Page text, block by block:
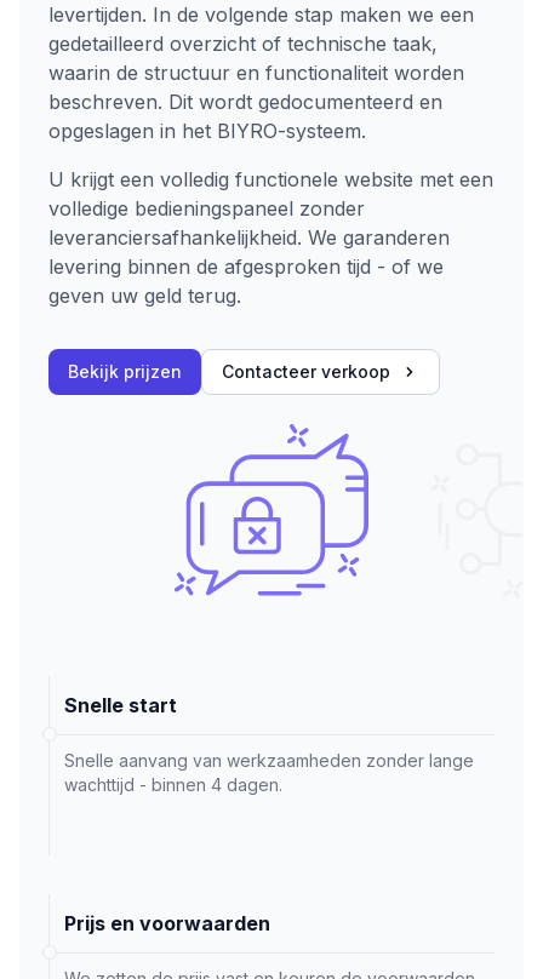
levertijden. In de volgende stap maken we een
gedetailleerd overzicht of technische taak,
waarin de structuur en functionaliteit worden
beschreven. Dit wordt gedocumenteerd en
opgeslagen in het BIYRO-systeem.
U krijgt een volledig functionele website met een
volledige bedieningspaneel zonder
leveranciersafhankelijkheid. We garanderen
levering binnen de afgesproken tijd - of we
geven uw geld terug.
Bekijk prijzen Contacteer verkoop
Snelle start
Snelle aanvang van werkzaamheden zonder lange
wachttijd - binnen 4 dagen.
Prijs en voorwaarden